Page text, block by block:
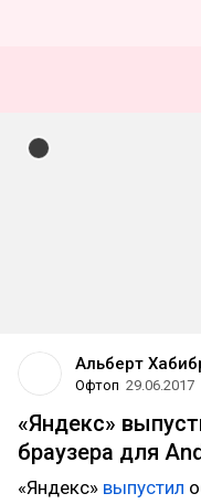
Альберт
Офтоп 29.06.2017
«Яндекс»
браузера для
«Яндекс» выпустил